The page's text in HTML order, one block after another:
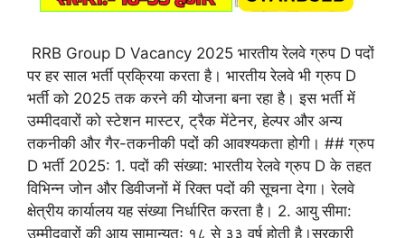
RRB Group D Vacancy 2025 भारतीय रेलवे ग्रुप D पदों
पर हर साल भर्ती प्रक्रिया करता है। भारतीय रेलवे भी ग्रुप D
भर्ती को 2025 तक करने की योजना बना रहा है। इस भर्ती में
उम्मीदवारों को स्टेशन मास्टर, ट्रैक मेंटेनर, हेल्पर और अन्य
तकनीकी और गैर-तकनीकी पदों की आवश्यकता होगी। ## ग्रुप
D भर्ती 2025: 1. पदों की संख्या: भारतीय रेलवे ग्रुप D के तहत
विभिन्न जोन और डिवीजनों में रिक्त पदों की सूचना देगा। रेलवे
क्षेत्रीय कार्यालय यह संख्या निर्धारित करता है। 2. आयु सीमा:
उम्मीदवारों की आयु सामान्यतः १८ से ३३ वर्ष होती है।सरकारी